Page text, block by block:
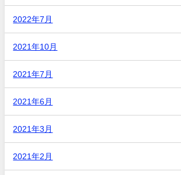
2022年7月
2021年10月
2021年7月
2021年6月
2021年3月
2021年2月